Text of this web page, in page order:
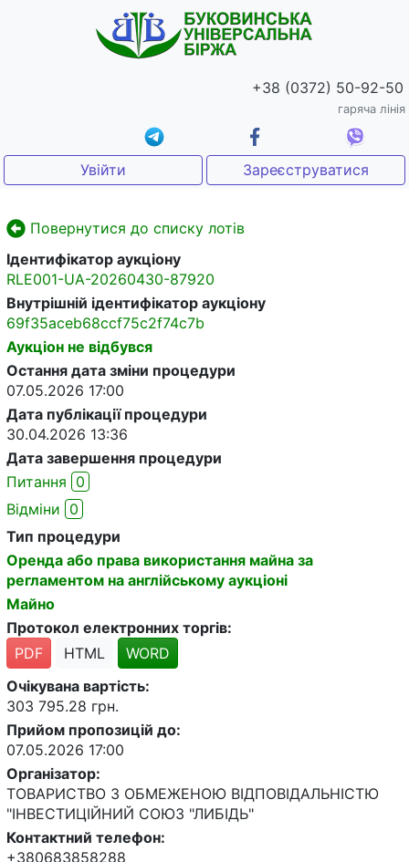
+38 (0372) 50-92-50
гаряча лінія
Увійти Зареєструватися
Повернутися до списку лотів
Ідентифікатор аукціону
RLE001-UA-20260430-87920
Внутрішній ідентифікатор аукціону
69f35aceb68ccf75c2f74c7b
Аукціон не відбувся
Остання дата зміни процедури
07.05.2026 17:00
Дата публікації процедури
30.04.2026 13:36
Дата завершення процедури
Питання 0
Відміни 0
Тип процедури
Оренда або права використання майна за
регламентом на англійському аукціоні
Майно
Протокол електронних торгів:
PDF
HTML
WORD
Очікувана вартість:
303 795.28 грн.
Прийом пропозицій до:
07.05.2026 17:00
Організатор:
ТОВАРИСТВО З ОБМЕЖЕНОЮ ВІДПОВІДАЛЬНІСТЮ
"ІНВЕСТИЦІЙНИЙ СОЮЗ "ЛИБІДЬ"
Контактний телефон:
+380683858288